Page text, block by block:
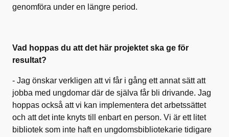
genomföra under en längre period.
Vad hoppas du att det här projektet ska ge för
resultat?
- Jag önskar verkligen att vi får i gång ett annat sätt att
jobba med ungdomar där de själva får bli drivande. Jag
hoppas också att vi kan implementera det arbetssättet
och att det inte knyts till enbart en person. Vi är ett litet
bibliotek som inte haft en ungdomsbibliotekarie tidigare